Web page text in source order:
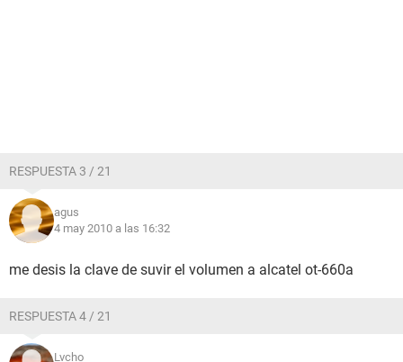
RESPUESTA 3 / 21
agus
4 may 2010 a las 16:32
me desis la clave de suvir el volumen a alcatel ot-660a
RESPUESTA 4 / 21
Lvcho